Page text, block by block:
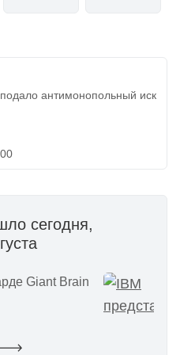
антимонопольный иск
сегодня,
Giant Brain